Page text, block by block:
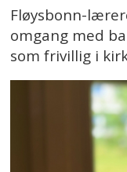
Fløysbonn-
omgang med
som frivillig i